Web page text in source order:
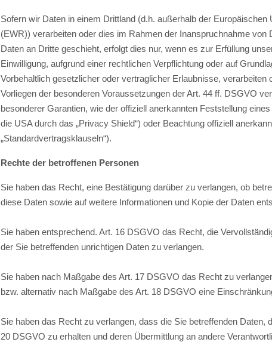
Sofern wir Daten in einem Drittland (d.h. außerhalb der
(EWR)) verarbeiten oder dies im Rahmen der Inanspruchnahme
Daten an Dritte geschieht, erfolgt dies nur, wenn es zur Erfüllung
Einwilligung, aufgrund einer rechtlichen Verpflichtung oder auf
Vorbehaltlich gesetzlicher oder vertraglicher Erlaubnisse,
Vorliegen der besonderen Voraussetzungen der Art. 44 ff. DSGVO
besonderer Garantien, wie der offiziell anerkannten Feststellung
die USA durch das „Privacy Shield“) oder Beachtung offiziell
„Standardvertragsklauseln“).
Rechte der betroffenen Personen
Sie haben das Recht, eine Bestätigung darüber zu verlangen, ob
diese Daten sowie auf weitere Informationen und Kopie der Daten
Sie haben entsprechend. Art. 16 DSGVO das Recht, die
der Sie betreffenden unrichtigen Daten zu verlangen.
Sie haben nach Maßgabe des Art. 17 DSGVO das Recht zu
bzw. alternativ nach Maßgabe des Art. 18 DSGVO eine
Sie haben das Recht zu verlangen, dass die Sie betreffenden Daten,
20 DSGVO zu erhalten und deren Übermittlung an andere